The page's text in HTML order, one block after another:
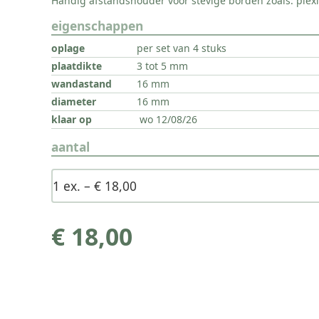
eigenschappen
per set van 4 stuks
3 tot 5 mm
16 mm
16 mm
wo 12/08/26
aantal
€ 18,00